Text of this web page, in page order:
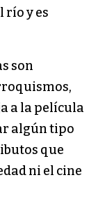
río y es
son
a la película
algún tipo
que
ni el cine